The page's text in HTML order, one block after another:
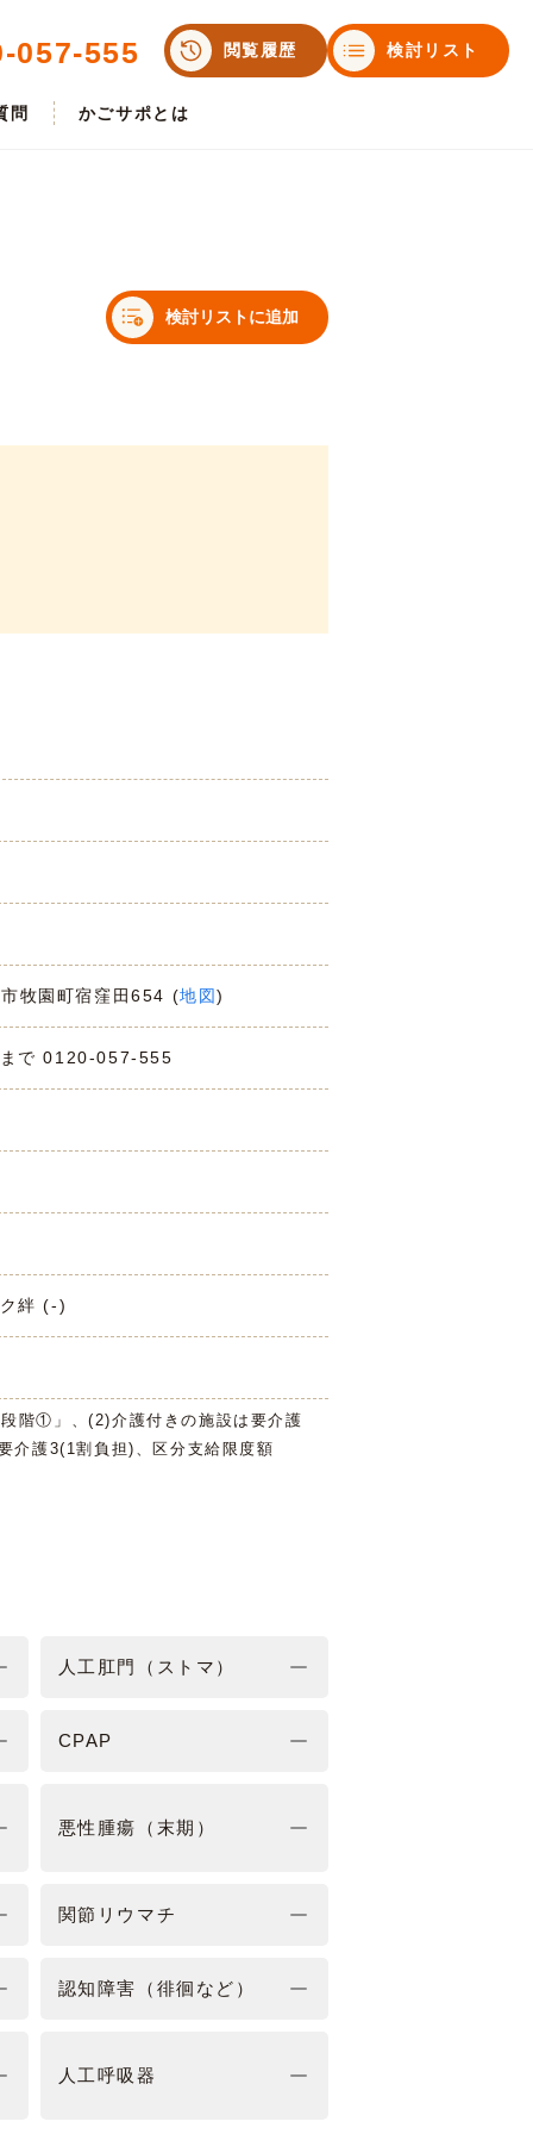
057-555 閲覧履歴 検討リスト
問 かごサポとは
検討リストに追加
牧園町宿窪田654 (地図)
まで 0120-057-555
絆 (-)
階①」、(2)介護付きの施設は要介護
介護3(1割負担)、区分支給限度額
人工肛門（ストマ）
CPAP
悪性腫瘍（末期）
関節リウマチ
認知障害（徘徊など）
人工呼吸器